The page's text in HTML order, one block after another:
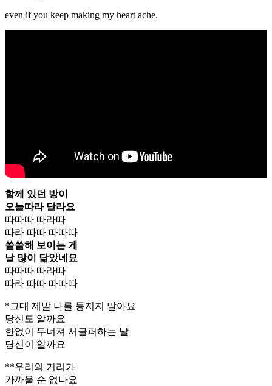
even if you keep making my heart ache.
함께 있던 방이
오늘따라 달라요
따따따 따라따
따라 따따 따따따
쓸쓸해 보이는 게
날 많이 닮았네요
따따따 따라따
따라 따따 따따따
*그대 제발 나를 등지지 말아요
당신도 알까요
한없이 무너져 서글퍼하는 날
당신이 알까요
**우리의 거리가
가까울 순 없나요